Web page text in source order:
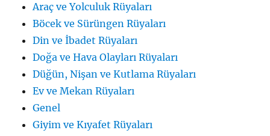
Araç ve Yolculuk Rüyaları
Böcek ve Sürüngen Rüyaları
Din ve İbadet Rüyaları
Doğa ve Hava Olayları Rüyaları
Düğün, Nişan ve Kutlama Rüyaları
Ev ve Mekan Rüyaları
Genel
Giyim ve Kıyafet Rüyaları